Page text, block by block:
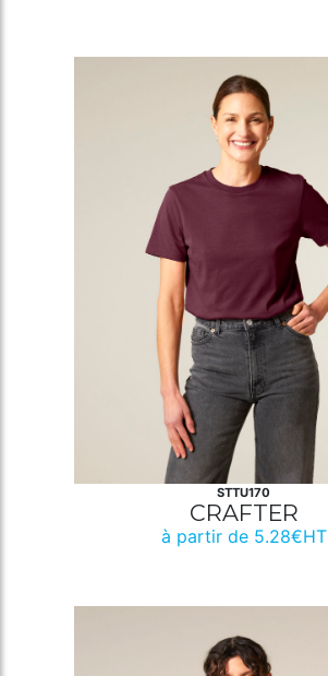
STTU170
CRAFTER
à partir de 5.28€HT